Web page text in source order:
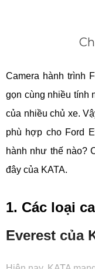
Camera hành trình
gọn cùng nhiều tính
của nhiều chủ xe.
phù hợp cho Ford
hành như thế nào?
đây của KATA.
1. Các loại
Everest của